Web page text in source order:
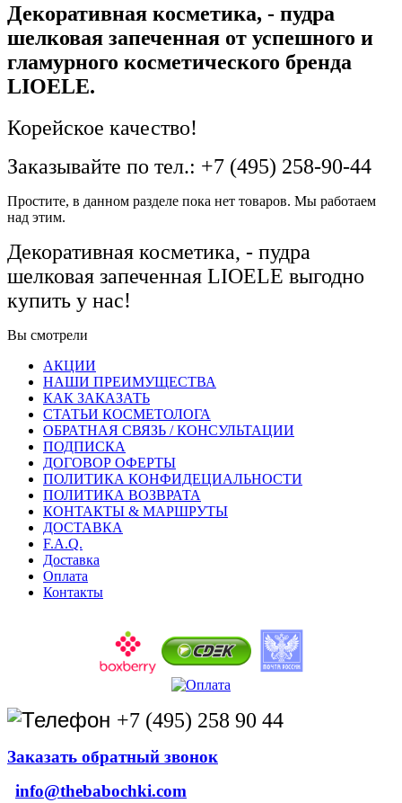
Декоративная косметика, - пудра
шелковая запеченная от успешного и
гламурного косметического бренда
LIOELE.
Корейское качество!
Заказывайте по тел.: +7 (495) 258-90-44
Простите, в данном разделе пока нет товаров. Мы работаем
над этим.
Декоративная косметика, - пудра
шелковая запеченная LIOELE выгодно
купить у нас!
Вы смотрели
АКЦИИ
НАШИ ПРЕИМУЩЕСТВА
КАК ЗАКАЗАТЬ
СТАТЬИ КОСМЕТОЛОГА
ОБРАТНАЯ СВЯЗЬ / КОНСУЛЬТАЦИИ
ПОДПИСКА
ДОГОВОР ОФЕРТЫ
ПОЛИТИКА КОНФИДЕЦИАЛЬНОСТИ
ПОЛИТИКА ВОЗВРАТА
КОНТАКТЫ & МАРШРУТЫ
ДОСТАВКА
F.A.Q.
Доставка
Оплата
Контакты
+7 (495) 258 90 44
Заказать обратный звонок
info@thebabochki.com